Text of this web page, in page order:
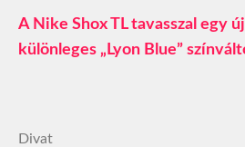
A Nike Shox TL tavasszal egy
különleges „Lyon Blue”
Divat